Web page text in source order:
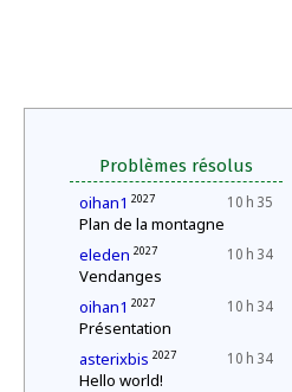
Problèmes résolus
10 h 35
oihan1 2027
Plan de la montagne
10 h 34
eleden 2027
Vendanges
10 h 34
oihan1 2027
Présentation
10 h 34
asterixbis 2027
Hello world!